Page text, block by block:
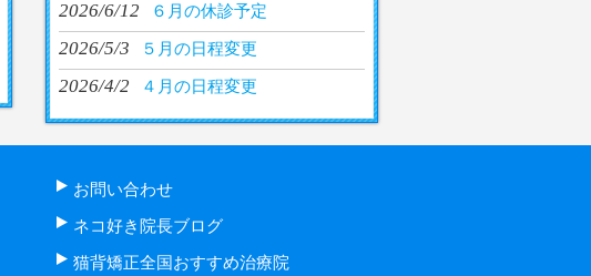
2026/6/12 ６月の休診予定
2026/5/3 ５月の日程変更
2026/4/2 ４月の日程変更
お問い合わせ
ネコ好き院長ブログ
猫背矯正全国おすすめ治療院